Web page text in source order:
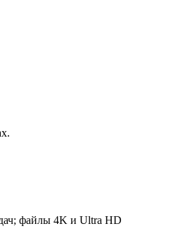
файлы 4K и Ultra HD